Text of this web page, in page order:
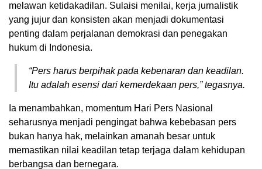
melawan ketidakadilan. Sulaisi menilai, kerja jurnalistik
yang jujur dan konsisten akan menjadi dokumentasi
penting dalam perjalanan demokrasi dan penegakan
hukum di Indonesia.
“Pers harus berpihak pada kebenaran dan keadilan.
Itu adalah esensi dari kemerdekaan pers,” tegasnya.
Ia menambahkan, momentum Hari Pers Nasional
seharusnya menjadi pengingat bahwa kebebasan pers
bukan hanya hak, melainkan amanah besar untuk
memastikan nilai keadilan tetap terjaga dalam kehidupan
berbangsa dan bernegara.